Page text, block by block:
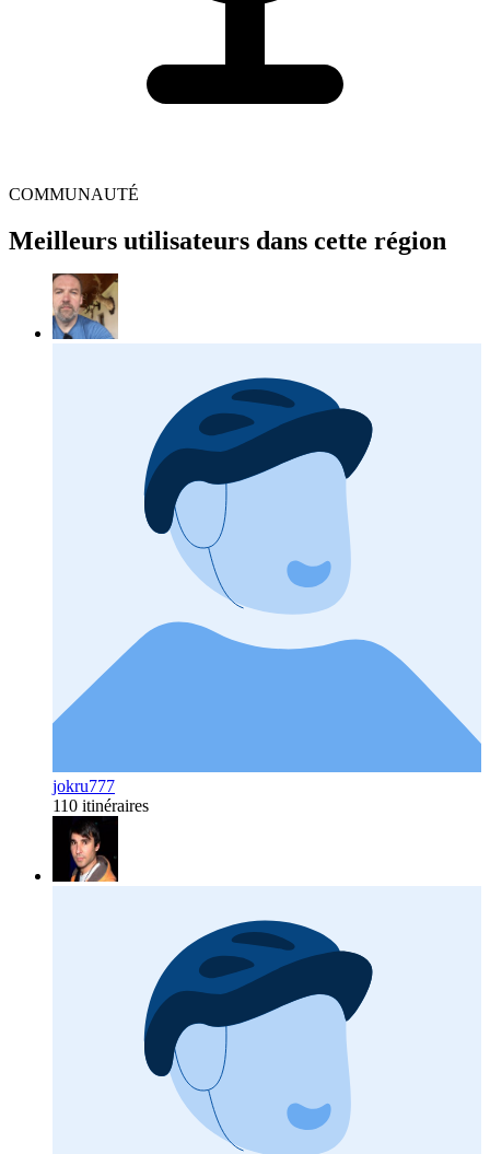
COMMUNAUTÉ
Meilleurs utilisateurs dans cette région
jokru777
110 itinéraires